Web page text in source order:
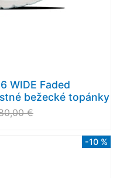
WIDE Faded
bežecké topánky
€
-10 %